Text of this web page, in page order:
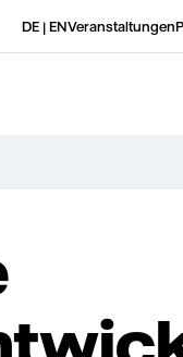
Veranstaltungen
DE | EN